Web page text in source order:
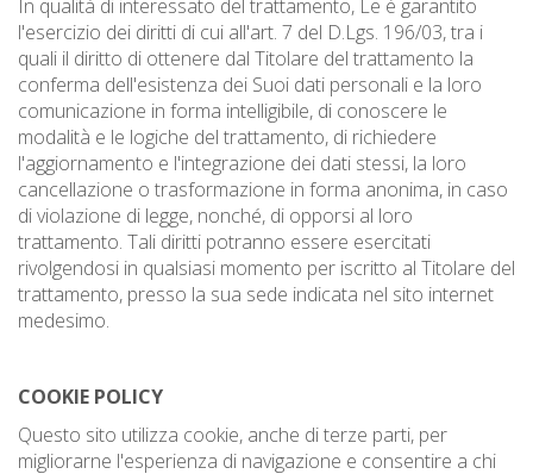
In qualità di interessato del trattamento, Le è garantito
l'esercizio dei diritti di cui all'art. 7 del D.Lgs. 196/03, tra i
quali il diritto di ottenere dal Titolare del trattamento la
conferma dell'esistenza dei Suoi dati personali e la loro
comunicazione in forma intelligibile, di conoscere le
modalità e le logiche del trattamento, di richiedere
l'aggiornamento e l'integrazione dei dati stessi, la loro
cancellazione o trasformazione in forma anonima, in caso
di violazione di legge, nonché, di opporsi al loro
trattamento. Tali diritti potranno essere esercitati
rivolgendosi in qualsiasi momento per iscritto al Titolare del
trattamento, presso la sua sede indicata nel sito internet
medesimo.
COOKIE POLICY
Questo sito utilizza cookie, anche di terze parti, per
migliorarne l'esperienza di navigazione e consentire a chi